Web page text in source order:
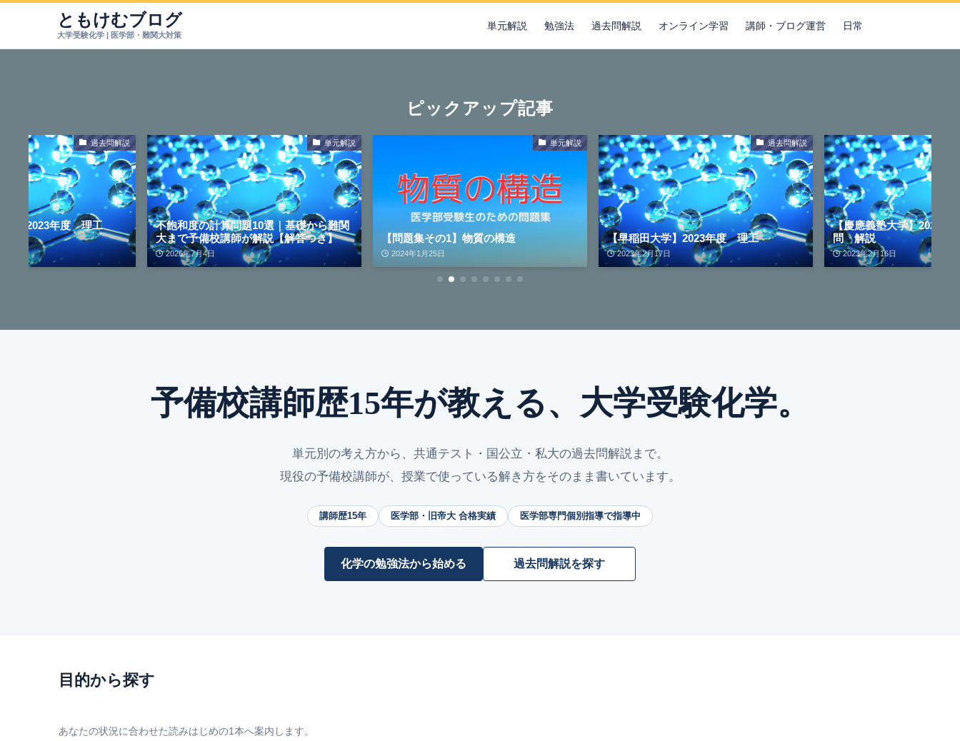
ともけむブログ 単元解説 勉強法 過去問解説 オンライン学習 講師・ブログ運営 日常
ピックアップ記事
過去問解説
】 2023年度 理工
単元解説
不飽和度の計算問題10選｜基礎から難関
大まで予備校講師が解説【解答つき】
2026年7月4日
単元解説
【問題集その1】物質の構造
2024年1月25日
過去問解説
【早稲田大学】2023年度 理工
2023年2月17日
【慶應義塾大学】2023
問 解説
2023年2月16日
予備校講師歴15年が教える、大学受験化学。
単元別の考え方から、共通テスト・国公立・私大の過去問解説まで。
現役の予備校講師が、授業で使っている解き方をそのまま書いています。
講師歴15年 医学部・旧帝大 合格実績 医学部専門個別指導で指導中
化学の勉強法から始める 過去問解説を探す
目的から探す
あなたの状況に合わせた読みはじめの1本へ案内します。